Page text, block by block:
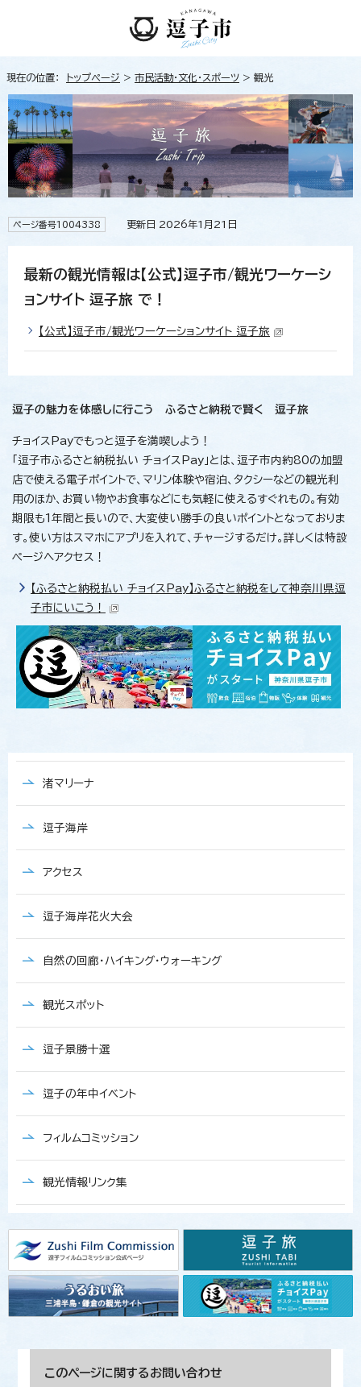
現在の位置： トップページ > 市民活動・文化・スポーツ > 観光
ページ番号1004338 更新日 2026年1月21日
最新の観光情報は【公式】逗子市/観光ワーケーシ
ョンサイト 逗子旅 で！
【公式】逗子市/観光ワーケーションサイト 逗子旅
逗子の魅力を体感しに行こう ふるさと納税で賢く 逗子旅
チョイスPayでもっと逗子を満喫しよう！
「逗子市ふるさと納税払い チョイスPay」とは、逗子市内約80の加盟
店で使える電子ポイントで、マリン体験や宿泊、タクシーなどの観光利
用のほか、お買い物やお食事などにも気軽に使えるすぐれもの。有効
期限も1年間と長いので、大変使い勝手の良いポイントとなっておりま
す。使い方はスマホにアプリを入れて、チャージするだけ。詳しくは特設
ページへアクセス！
【ふるさと納税払い チョイスPay】ふるさと納税をして神奈川県逗
子市にいこう！
渚マリーナ
逗子海岸
アクセス
逗子海岸花火大会
自然の回廊・ハイキング・ウォーキング
観光スポット
逗子景勝十選
逗子の年中イベント
フィルムコミッション
観光情報リンク集
このページに関する お問い合わせ